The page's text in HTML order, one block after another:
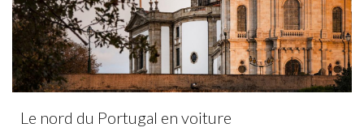
Le nord du Portugal en voiture